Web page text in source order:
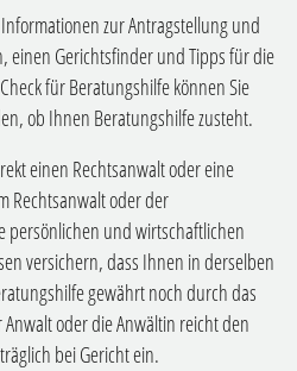
zur Antragstellung und
einen Gerichtsfinder und Tipps für die
für Beratungshilfe können Sie
ob Ihnen Beratungshilfe zusteht.
einen Rechtsanwalt oder eine
Rechtsanwalt oder der
persönlichen und wirtschaftlichen
versichern, dass Ihnen in derselben
gewährt noch durch das
Anwalt oder die Anwältin reicht den
bei Gericht ein.